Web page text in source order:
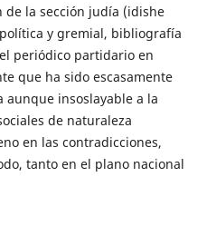
de la sección judía (idishe
y gremial, bibliografía
periódico partidario en
que ha sido escasamente
insoslayable a la
de naturaleza
en las contradicciones,
tanto en el plano nacional